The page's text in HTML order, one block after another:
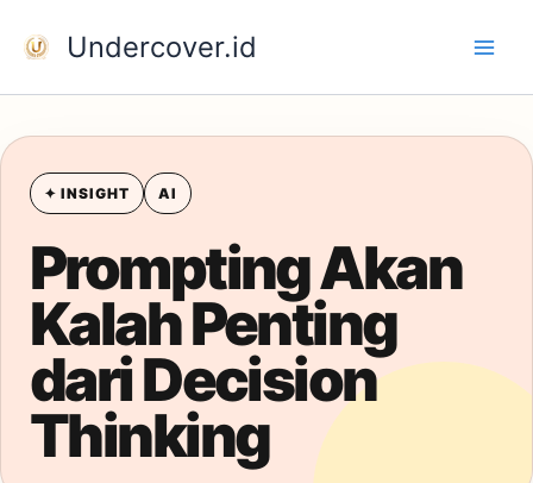
Undercover.id
✦ INSIGHT AI
Prompting Akan
Kalah Penting
dari Decision
Thinking